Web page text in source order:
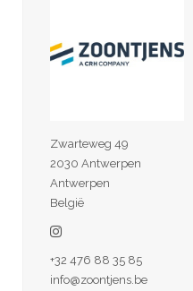
Zwarteweg 49
2030 Antwerpen
Antwerpen
België
+32 476 88 35 85
info@zoontjens.be